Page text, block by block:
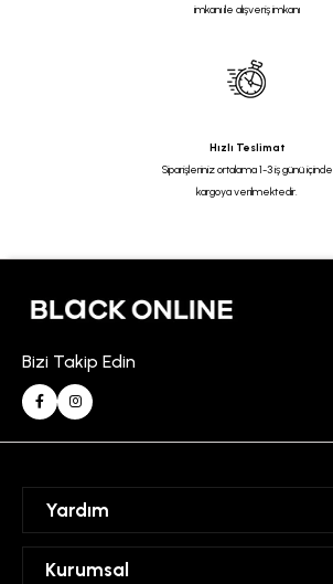
imkanı ile alışveriş imkanı
Hızlı Teslimat
Siparişleriniz ortalama 1-3 iş günü içinde
kargoya verilmektedir.
Bizi Takip Edin
Yardım
Kurumsal